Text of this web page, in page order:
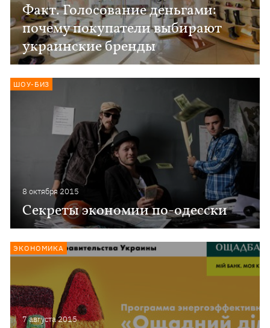
Факт. Голосование деньгами:
почему покупатели выбирают
украинские бренды
8 октября 2015
Секреты экономии по-одесски
ШОУ-БИЗ
7 августа 2015
ЭКОНОМИКА